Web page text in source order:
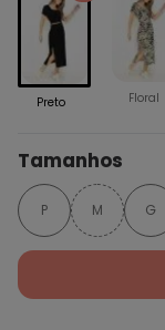
Preto Floral
Tamanhos
P M G